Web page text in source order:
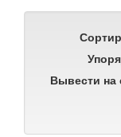
Вывести на